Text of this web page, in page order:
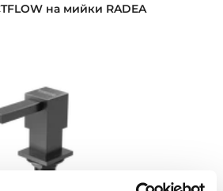
на мийки RADEA